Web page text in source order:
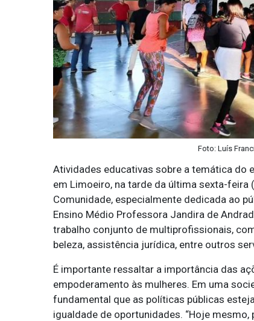
Foto: Luís
Atividades educativas sobre a temática do
em Limoeiro, na tarde da última sexta-feira
Comunidade, especialmente dedicada ao
Ensino Médio Professora Jandira de
trabalho conjunto de multiprofissionais,
beleza, assistência jurídica, entre outros
É importante ressaltar a importância das
empoderamento às mulheres. Em uma
fundamental que as políticas públicas
igualdade de oportunidades. “Hoje